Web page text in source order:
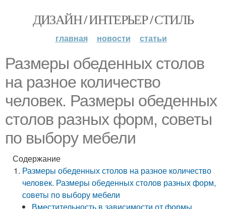
ДИЗАЙН / ИНТЕРЬЕР / СТИЛЬ
главная новости статьи
Размеры обеденных столов
на разное количество
человек. Размеры обеденных
столов разных форм, советы
по выбору мебели
Содержание
Размеры обеденных столов на разное количество
человек. Размеры обеденных столов разных форм,
советы по выбору мебели